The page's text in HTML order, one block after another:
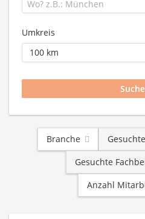
Umkreis
Branche
Gesuchte
Anzahl